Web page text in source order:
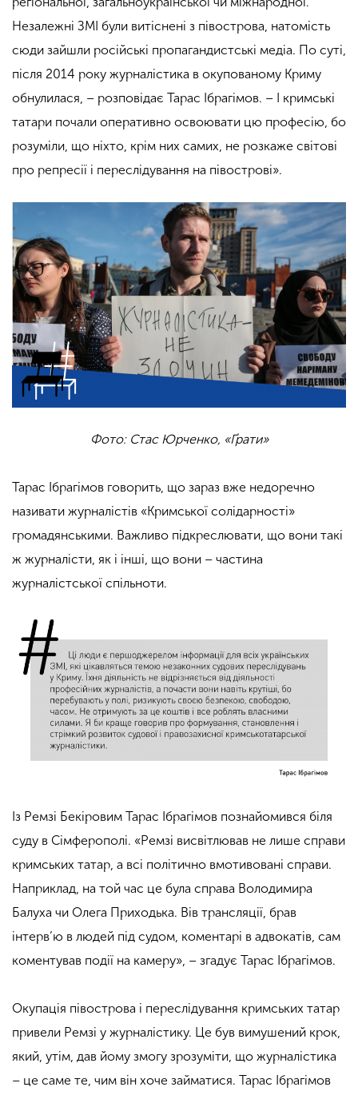
Незалежні ЗМІ були витіснені з півострова, натомість
сюди зайшли російські пропагандистські медіа. По суті,
після 2014 року журналістика в окупованому Криму
обнулилася, – розповідає Тарас Ібрагімов. – І кримські
татари почали оперативно освоювати цю професію, бо
розуміли, що ніхто, крім них самих, не розкаже світові
про репресії і переслідування на півострові».
Фото: Стас Юрченко, «Ґрати»
Тарас Ібрагімов говорить, що зараз вже недоречно
називати журналістів «Кримської солідарності»
громадянськими. Важливо підкреслювати, що вони такі
ж журналісти, як і інші, що вони – частина
журналістської спільноти.
Із Ремзі Бекіровим Тарас Ібрагімов познайомився біля
суду в Сімферополі. «Ремзі висвітлював не лише справи
кримських татар, а всі політично вмотивовані справи.
Наприклад, на той час це була справа Володимира
Балуха чи Олега Приходька. Вів трансляції, брав
інтерв’ю в людей під судом, коментарі в адвокатів, сам
коментував події на камеру», – згадує Тарас Ібрагімов.
Окупація півострова і переслідування кримських татар
привели Ремзі у журналістику. Це був вимушений крок,
який, утім, дав йому змогу зрозуміти, що журналістика
– це саме те, чим він хоче займатися. Тарас Ібрагімов